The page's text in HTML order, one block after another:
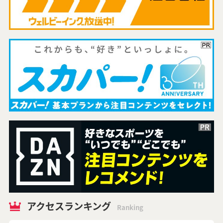
アクセスランキング Ranking